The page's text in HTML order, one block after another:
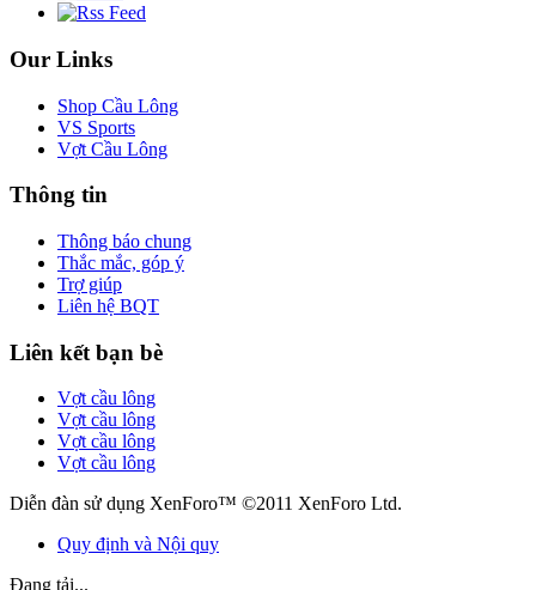
Our Links
Shop Cầu Lông
VS Sports
Vợt Cầu Lông
Thông tin
Thông báo chung
Thắc mắc, góp ý
Trợ giúp
Liên hệ BQT
Liên kết bạn bè
Vợt cầu lông
Vợt cầu lông
Vợt cầu lông
Vợt cầu lông
Diễn đàn sử dụng XenForo™ ©2011 XenForo Ltd.
Quy định và Nội quy
Đang tải...